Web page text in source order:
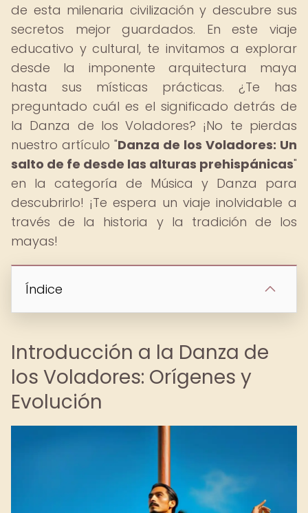
de esta milenaria civilización y descubre sus
secretos mejor guardados. En este viaje
educativo y cultural, te invitamos a explorar
desde la imponente arquitectura maya
hasta sus místicas prácticas. ¿Te has
preguntado cuál es el significado detrás de
la Danza de los Voladores? ¡No te pierdas
nuestro artículo "Danza de los Voladores: Un
salto de fe desde las alturas prehispánicas"
en la categoría de Música y Danza para
descubrirlo! ¡Te espera un viaje inolvidable a
través de la historia y la tradición de los
mayas!
Índice
Introducción a la Danza de
los Voladores: Orígenes y
Evolución